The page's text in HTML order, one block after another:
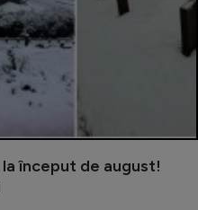
început de august!